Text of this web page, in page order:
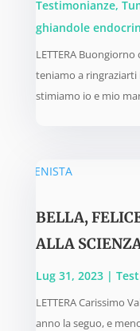
Testimonianze,
ghiandole
LETTERA
teniamo a
stimiamo io e mio
BELLA,
ALLA
Lug 31, 2023|
LETTERA Carissimo
anno la seguo, e